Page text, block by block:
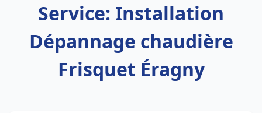
Service: Installation
Dépannage chaudière
Frisquet Éragny